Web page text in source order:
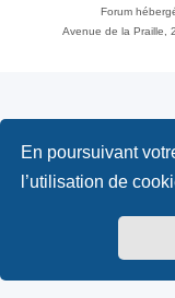
En poursuivant
l’utilisation de
Forum
Avenue de la Praille,